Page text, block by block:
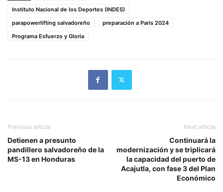
Instituto Nacional de los Deportes (INDES)
parapowerlifting salvadoreño
preparación a París 2024
Programa Esfuerzo y Gloria
Previous article
Detienen a presunto
pandillero salvadoreño de la
MS-13 en Honduras
Next article
Continuará la
modernización y se triplicará
la capacidad del puerto de
Acajutla, con fase 3 del Plan
Económico